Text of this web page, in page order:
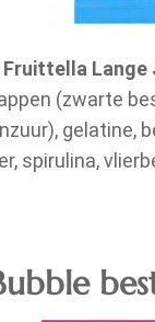
Lange
(zwarte
gelatine,
spirulina,